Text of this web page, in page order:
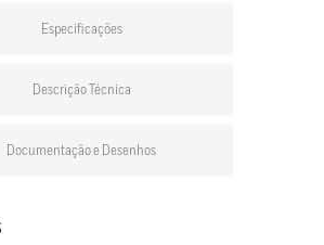
Especificações
Descrição Técnica
Documentação e Desenhos